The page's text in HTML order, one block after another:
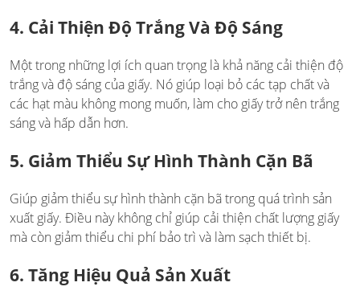
4. Cải Thiện Độ Trắng Và Độ Sáng
Một trong những lợi ích quan trọng là khả năng cải thiện độ
trắng và độ sáng của giấy. Nó giúp loại bỏ các tạp chất và
các hạt màu không mong muốn, làm cho giấy trở nên trắng
sáng và hấp dẫn hơn.
5. Giảm Thiểu Sự Hình Thành Cặn Bã
Giúp giảm thiểu sự hình thành cặn bã trong quá trình sản
xuất giấy. Điều này không chỉ giúp cải thiện chất lượng giấy
mà còn giảm thiểu chi phí bảo trì và làm sạch thiết bị.
6. Tăng Hiệu Quả Sản Xuất